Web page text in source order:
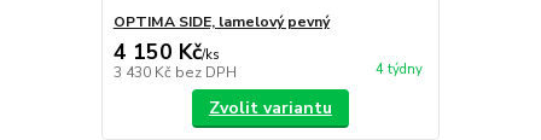
OPTIMA SIDE, lamelový pevný
4 150 Kč/ks
3 430 Kč bez DPH 4 týdny
Zvolit variantu